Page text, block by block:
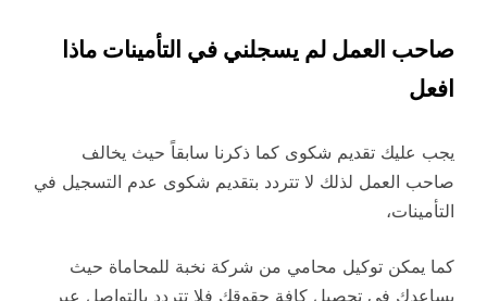
صاحب العمل لم يسجلني في التأمينات ماذا
افعل
يجب عليك تقديم شكوى كما ذكرنا سابقاً حيث يخالف
صاحب العمل لذلك لا تتردد بتقديم شكوى عدم التسجيل في
التأمينات،
كما يمكن توكيل محامي من شركة نخبة للمحاماة حيث
يساعدك في تحصيل كافة حقوقك فلا تتردد بالتواصل عبر